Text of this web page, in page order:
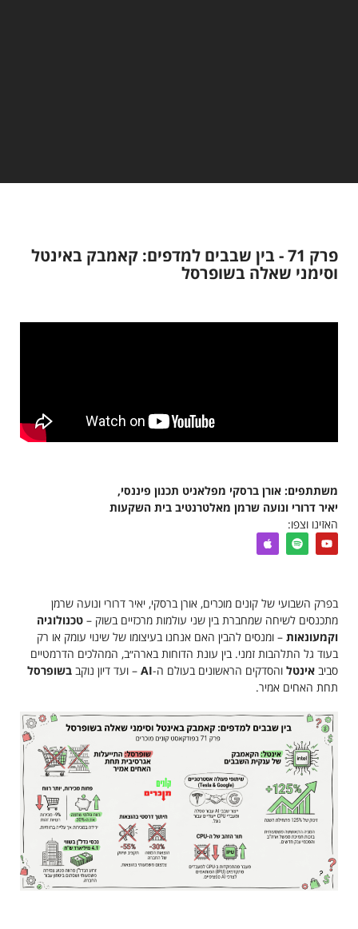
פרק 71 - בין שבבים למדפים: קאמבק באינטל
וסימני שאלה בשופרסל
משתתפים: אורן ברסקי מפלאניט תכנון פיננסי,
יאיר דרורי ונועה שרמן מאלטרנטיב בית השקעות
האזינו וצפו:
בפרק השבועי של קונים מוכרים, אורן ברסקי, יאיר דרורי ונועה שרמן
מתכנסים לשיחה שמחברת בין שני עולמות מרכזיים בשוק – טכנולוגיה
וקמעונאות – ומנסים להבין האם אנחנו בעיצומו של שינוי עומק או רק
בעוד גל התלהבות זמני. בין עונת הדוחות בארה״ב, המהלכים הדרמטיים
סביב אינטל והסדקים הראשונים בעולם ה-AI – ועד דיון נוקב בשופרסל
תחת האחים אמיר.